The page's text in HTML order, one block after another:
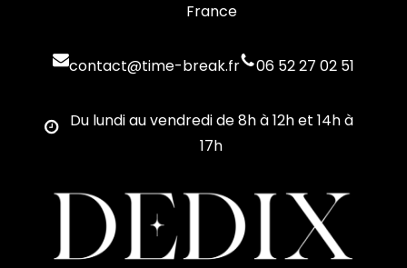
France
contact@time-break.fr 06 52 27 02 51
Du lundi au vendredi de 8h à 12h et 14h à
17h